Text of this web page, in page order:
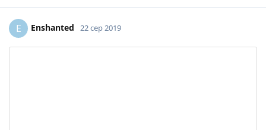
E Enshanted 22 сер 2019